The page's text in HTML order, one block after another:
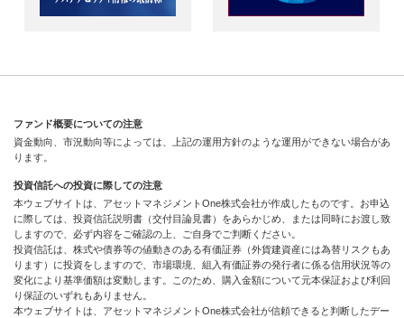
ファンド概要についての注意
資金動向、市況動向等によっては、上記の運用方針のような運用ができない場合があ
ります。
投資信託への投資に際しての注意
本ウェブサイトは、アセットマネジメントOne株式会社が作成したものです。お申込
に際しては、投資信託説明書（交付目論見書）をあらかじめ、または同時にお渡し致
しますので、必ず内容をご確認の上、ご自身でご判断ください。
投資信託は、株式や債券等の値動きのある有価証券（外貨建資産には為替リスクもあ
ります）に投資をしますので、市場環境、組入有価証券の発行者に係る信用状況等の
変化により基準価額は変動します。このため、購入金額について元本保証および利回
り保証のいずれもありません。
本ウェブサイトは、アセットマネジメントOne株式会社が信頼できると判断したデー